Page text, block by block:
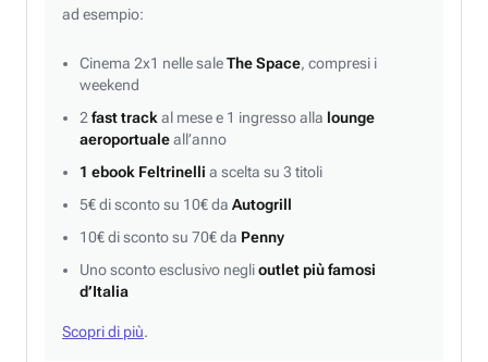
ad esempio:
Cinema 2x1 nelle saleThe Space, compresi i
weekend
2 fast track al mese e 1 ingresso alla lounge
aeroportualeall’anno
1 ebook Feltrinelli a scelta su 3 titoli
5€ di sconto su 10€ da Autogrill
10€ di sconto su 70€ da Penny
Uno sconto esclusivo neglioutlet più famosi
d’Italia
Scopri di più.